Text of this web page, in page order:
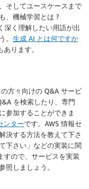
そしてユースケースまで
、機械学習とは ?
深く理解したい用語が出
。 生成 AI とは何ですか
ります。
方々向けの Q&A サービ
を検索したり、専門
参加することができま
ンターです。AWS 情報セ
決する方法を教えて下さ
下さい」などの実装に関
すので、サービスを実装
照しましょう。